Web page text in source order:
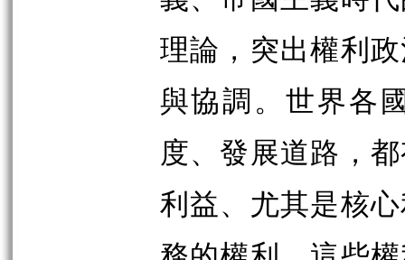
理論，突出權利
與協調。世界各
度、發展道路，
利益、尤其是核